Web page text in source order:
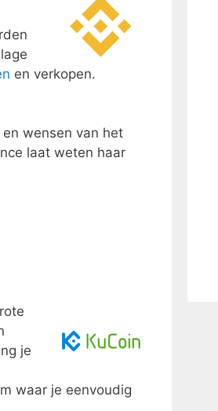
en verkopen.
wensen van het
laat weten haar
je
waar je eenvoudig